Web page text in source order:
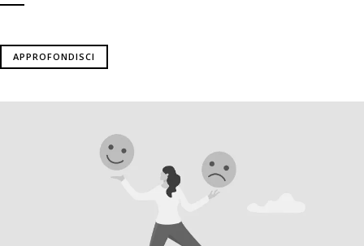
APPROFONDISCI